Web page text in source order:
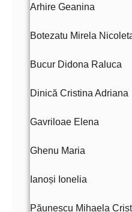
Arhire Geanina
Botezatu Mirela
Bucur Didona Raluca
Dinică Cristina Adriana
Gavriloae Elena
Ghenu Maria
Ianoși Ionelia
Păunescu Mihaela